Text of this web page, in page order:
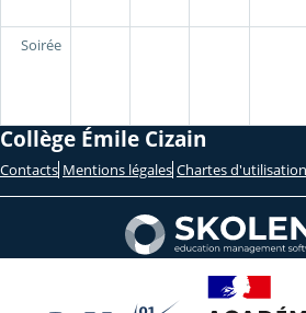
Soirée
Collège Émile Cizain
Contacts Mentions légales Chartes d'utilisation